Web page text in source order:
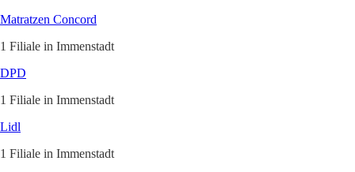
Matratzen Concord
1 Filiale in Immenstadt
DPD
1 Filiale in Immenstadt
Lidl
1 Filiale in Immenstadt